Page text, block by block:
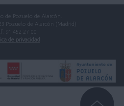
de Pozuelo de Alarcón.
Pozuelo de Alarcón (Madrid)
91 452 27 00
de privacidad